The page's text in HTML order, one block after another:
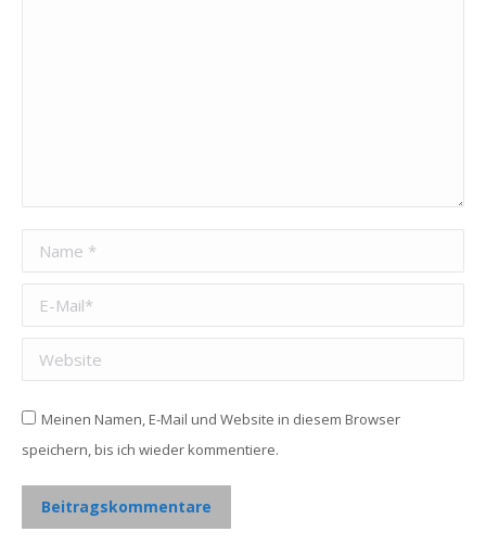
Name *
E-Mail *
Website
Meinen Namen, E-Mail und Website in diesem Browser
speichern, bis ich wieder kommentiere.
Beitragskommentare